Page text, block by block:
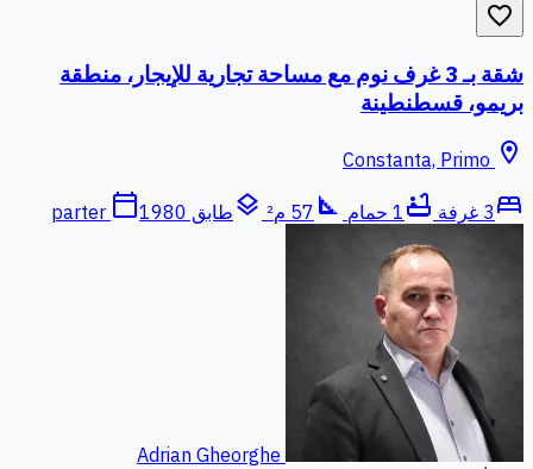
favorite_border
شقة بـ 3 غرف نوم مع مساحة تجارية للإيجار، منطقة
بريمو، قسطنطينة
location_on
bed 3 غرفة bathtub 1 حمام square_foot 57 م² layers طابق parter calendar_today1980
Adrian Gheorghe